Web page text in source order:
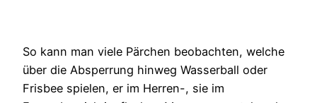
So kann man viele Pärchen beobachten, welche
über die Absperrung hinweg Wasserball oder
Frisbee spielen, er im Herren-, sie im